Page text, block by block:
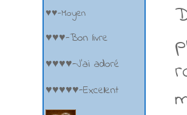
♥♥-Moyen
♥♥♥-Bon livre
♥♥♥♥-J'ai adoré
♥♥♥♥♥-Excellent